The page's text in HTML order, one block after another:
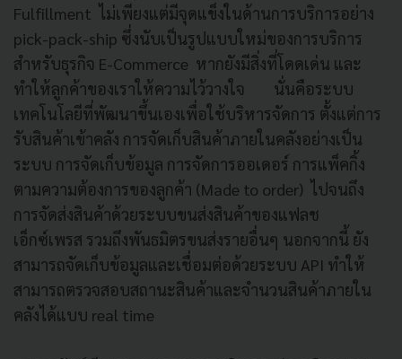
Fulfillment ไม่เพียงแต่มีจุดแข็งในด้านการบริการอย่าง
pick-pack-ship ซึ่งนับเป็นรูปแบบใหม่ของการบริการ
สำหรับธุรกิจ E-Commerce หากยังมีสิ่งที่โดดเด่น และ
ทำให้ลูกค้าของเราให้ความไว้วางใจ นั่นคือระบบ
เทคโนโลยีที่พัฒนาขึ้นเองเพื่อใช้บริหารจัดการ ตั้งแต่การ
รับสินค้าเข้าคลัง การจัดเก็บสินค้าภายในคลังอย่างเป็น
ระบบ การจัดเก็บข้อมูล การจัดการออเดอร์ การแพ็คกิ้ง
ตามความต้องการของลูกค้า (Made to order) ไปจนถึง
การจัดส่งสินค้าด้วยระบบขนส่งสินค้าของแฟลช
เอ็กซ์เพรส รวมถึงพันธมิตรขนส่งรายอื่นๆ นอกจากนี้ ยัง
สามารถจัดเก็บข้อมูลและเชื่อมต่อด้วยระบบ API ทำให้
สามารถตรวจสอบสถานะสินค้าและจำนวนสินค้าภายใน
คลังได้แบบ real time